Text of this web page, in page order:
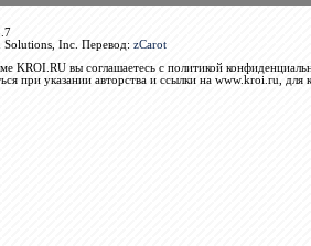
Inc. Перевод: zCarot
KROI.RU вы соглашаетесь с политикой
при указании авторства и ссылки на www.kroi.ru, для